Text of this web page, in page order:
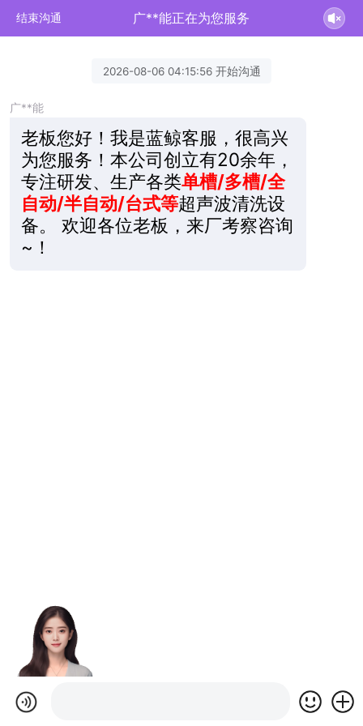
结束沟通 广**能正在为您服务
2026-08-06 04:15:56 开始沟通
广**能
老板您好！我是蓝鲸客服，很高兴
为您服务！本公司创立有20余年，
专注研发、生产各类单槽/多槽/全
自动/半自动/台式等超声波清洗设
备。 欢迎各位老板，来厂考察咨询
~！